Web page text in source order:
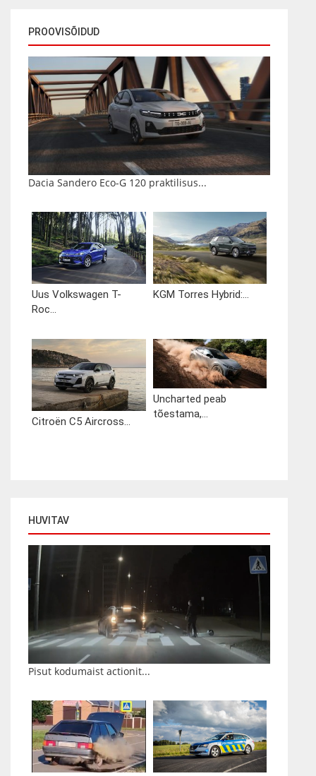
PROOVISÕIDUD
Dacia Sandero Eco-G 120 praktilisus...
Uus Volkswagen T-
Roc...
KGM Torres Hybrid:...
Citroën C5 Aircross...
Uncharted peab
tõestama,...
HUVITAV
Pisut kodumaist actionit...